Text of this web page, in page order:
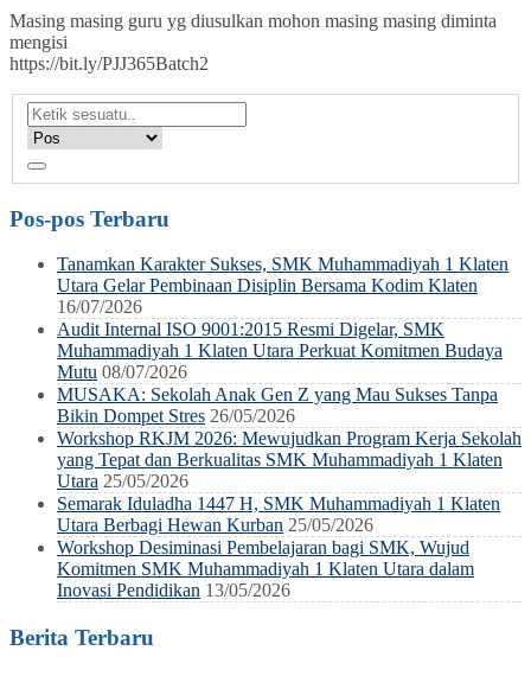
Masing masing guru yg diusulkan mohon masing masing diminta
mengisi
https://bit.ly/PJJ365Batch2
Pos-pos Terbaru
Tanamkan Karakter Sukses, SMK Muhammadiyah 1 Klaten
Utara Gelar Pembinaan Disiplin Bersama Kodim Klaten
16/07/2026
Audit Internal ISO 9001:2015 Resmi Digelar, SMK
Muhammadiyah 1 Klaten Utara Perkuat Komitmen Budaya
Mutu 08/07/2026
MUSAKA: Sekolah Anak Gen Z yang Mau Sukses Tanpa
Bikin Dompet Stres 26/05/2026
Workshop RKJM 2026: Mewujudkan Program Kerja Sekolah
yang Tepat dan Berkualitas SMK Muhammadiyah 1 Klaten
Utara 25/05/2026
Semarak Iduladha 1447 H, SMK Muhammadiyah 1 Klaten
Utara Berbagi Hewan Kurban 25/05/2026
Workshop Desiminasi Pembelajaran bagi SMK, Wujud
Komitmen SMK Muhammadiyah 1 Klaten Utara dalam
Inovasi Pendidikan 13/05/2026
Berita Terbaru